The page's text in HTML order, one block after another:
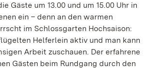
Gäste um 13.00 und um 15.00 Uhr in
ein – denn an den warmen
im Schlossgarten Hochsaison:
Helferlein aktiv und man kann
Arbeit zuschauen. Der erfahrene
Gästen beim Rundgang durch den